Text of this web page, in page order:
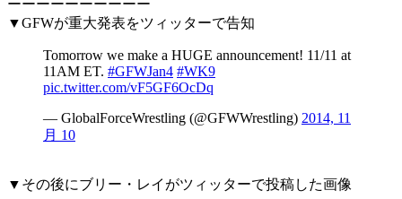
ーーーーーーーーーー
▼GFWが重大発表をツィッターで告知
Tomorrow we make a HUGE announcement! 11/11 at
11AM ET. #GFWJan4 #WK9
pic.twitter.com/vF5GF6OcDq
— GlobalForceWrestling (@GFWWrestling) 2014, 11
月 10
▼その後にブリー・レイがツィッターで投稿した画像